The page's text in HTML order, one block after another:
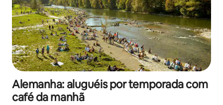
Alemanha: aluguéis por temporada com
café da manhã